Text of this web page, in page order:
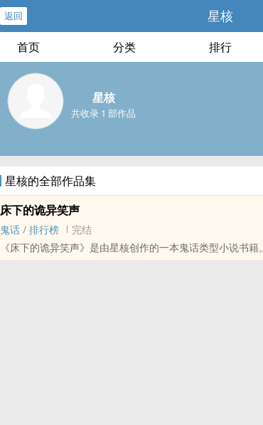
返回 星核
首页 分类 排行
星核
共收录 1 部作品
星核的全部作品集
床下的诡异笑声
鬼话 / 排行榜
完结
《床下的诡异笑声》是由星核创作的一本鬼话类型小说书籍。